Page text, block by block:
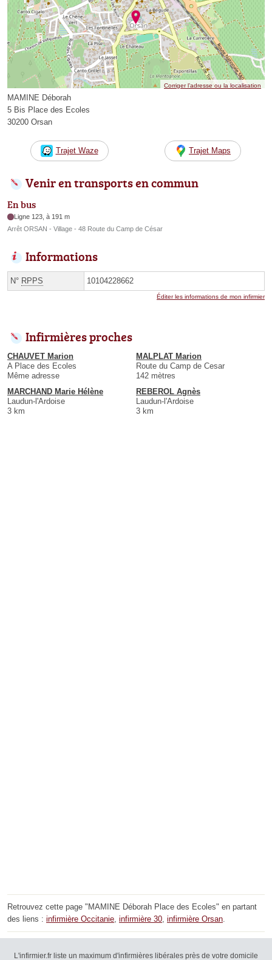
Corriger l’adresse ou la localisation
MAMINE Déborah
5 Bis Place des Ecoles
30200 Orsan
Trajet Waze Trajet Maps
Venir en transports en commun
En bus
Ligne 123, à 191 m
Arrêt ORSAN - Village - 48 Route du Camp de César
Informations
N° RPPS 10104228662
Éditer les informations de mon infirmier
Infirmières proches
CHAUVET Marion
A Place des Ecoles
Même adresse
MALPLAT Marion
Route du Camp de Cesar
142 mètres
MARCHAND Marie Hélène
Laudun-l'Ardoise
3 km
REBEROL Agnès
Laudun-l'Ardoise
3 km
Retrouvez cette page "MAMINE Déborah Place des Ecoles" en partant
des liens : infirmière Occitanie, infirmière 30, infirmière Orsan.
L'infirmier.fr liste un maximum d'infirmières libérales près de votre domicile